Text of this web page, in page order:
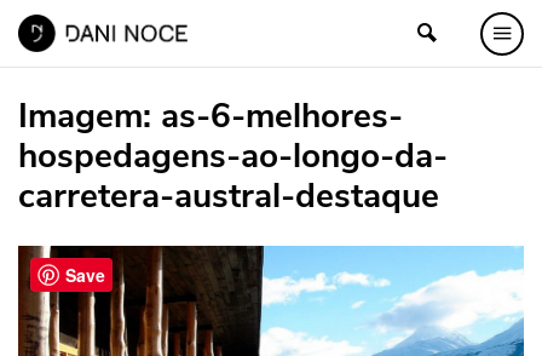
Imagem: as-6-melhores-
hospedagens-ao-longo-da-
carretera-austral-destaque
Save